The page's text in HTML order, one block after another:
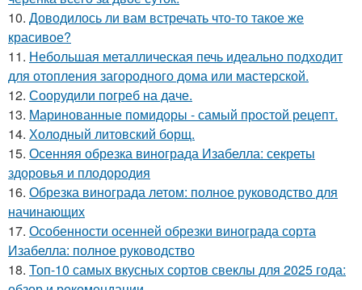
10. Доводилось ли вам встречать что-то такое же
красивое?
11. Небольшая металлическая печь идеально подходит
для отопления загородного дома или мастерской.
12. Соорудили погреб на даче.
13. Маринованные помидоры - самый простой рецепт.
14. Холодный литовский борщ.
15. Осенняя обрезка винограда Изабелла: секреты
здоровья и плодородия
16. Обрезка винограда летом: полное руководство для
начинающих
17. Особенности осенней обрезки винограда сорта
Изабелла: полное руководство
18. Топ-10 самых вкусных сортов свеклы для 2025 года: